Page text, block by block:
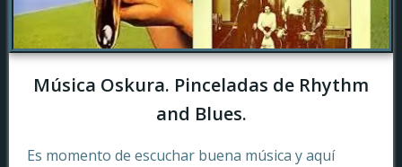
Música Oskura. Pinceladas de Rhythm
and Blues.
Es momento de escuchar buena música y aquí